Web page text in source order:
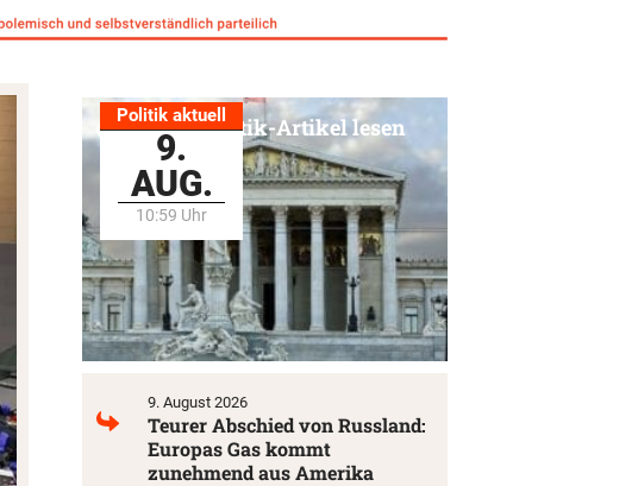
Politik aktuell
9.
AUG.
10:59 Uhr
Alle Politik-Artikel lesen
9. August 2026
Teurer Abschied von Russland:
Europas Gas kommt
zunehmend aus Amerika